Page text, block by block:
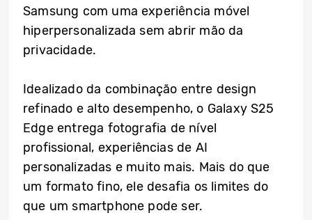
Samsung com uma experiência móvel
hiperpersonalizada sem abrir mão da
privacidade.
Idealizado da combinação entre design
refinado e alto desempenho, o Galaxy S25
Edge entrega fotografia de nível
profissional, experiências de AI
personalizadas e muito mais. Mais do que
um formato fino, ele desafia os limites do
que um smartphone pode ser.